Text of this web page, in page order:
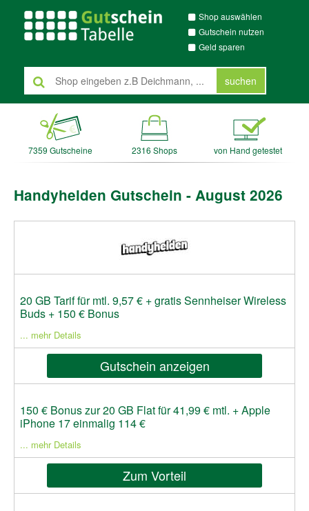
Shop auswählen
Gutschein nutzen
Geld sparen
suchen
7359 Gutscheine 2316 Shops von Hand getestet
Handyhelden Gutschein - August 2026
20 GB Tarif für mtl. 9,57 € + gratis Sennheiser Wireless
Buds + 150 € Bonus
... mehr Details
Gutschein anzeigen
150 € Bonus zur 20 GB Flat für 41,99 € mtl. + Apple
iPhone 17 einmalig 114 €
... mehr Details
Zum Vorteil